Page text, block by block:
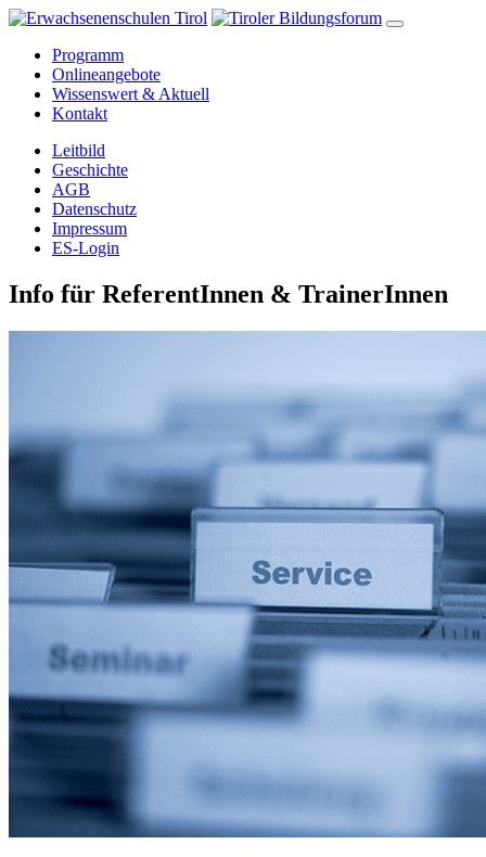
Programm
Onlineangebote
Wissenswert & Aktuell
Kontakt
Leitbild
Geschichte
AGB
Datenschutz
Impressum
ES-Login
Info für ReferentInnen & TrainerInnen